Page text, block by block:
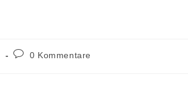
Beitrags-
0 Kommentare